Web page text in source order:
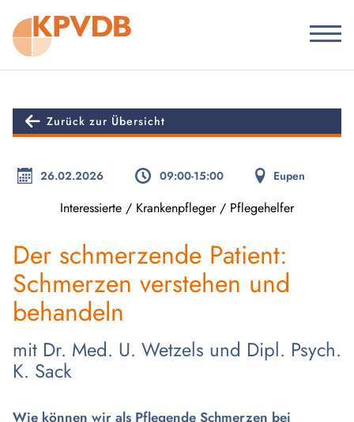
Zurück zur Übersicht
26.02.2026 09:00-15:00 Eupen
Interessierte / Krankenpfleger / Pflegehelfer
Der schmerzende Patient:
Schmerzen verstehen und
behandeln
mit Dr. Med. U. Wetzels und Dipl. Psych.
K. Sack
Wie können wir als Pflegende Schmerzen bei